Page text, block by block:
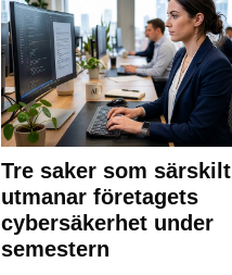
Tre saker som särskilt
utmanar företagets
cybersäkerhet under
semestern